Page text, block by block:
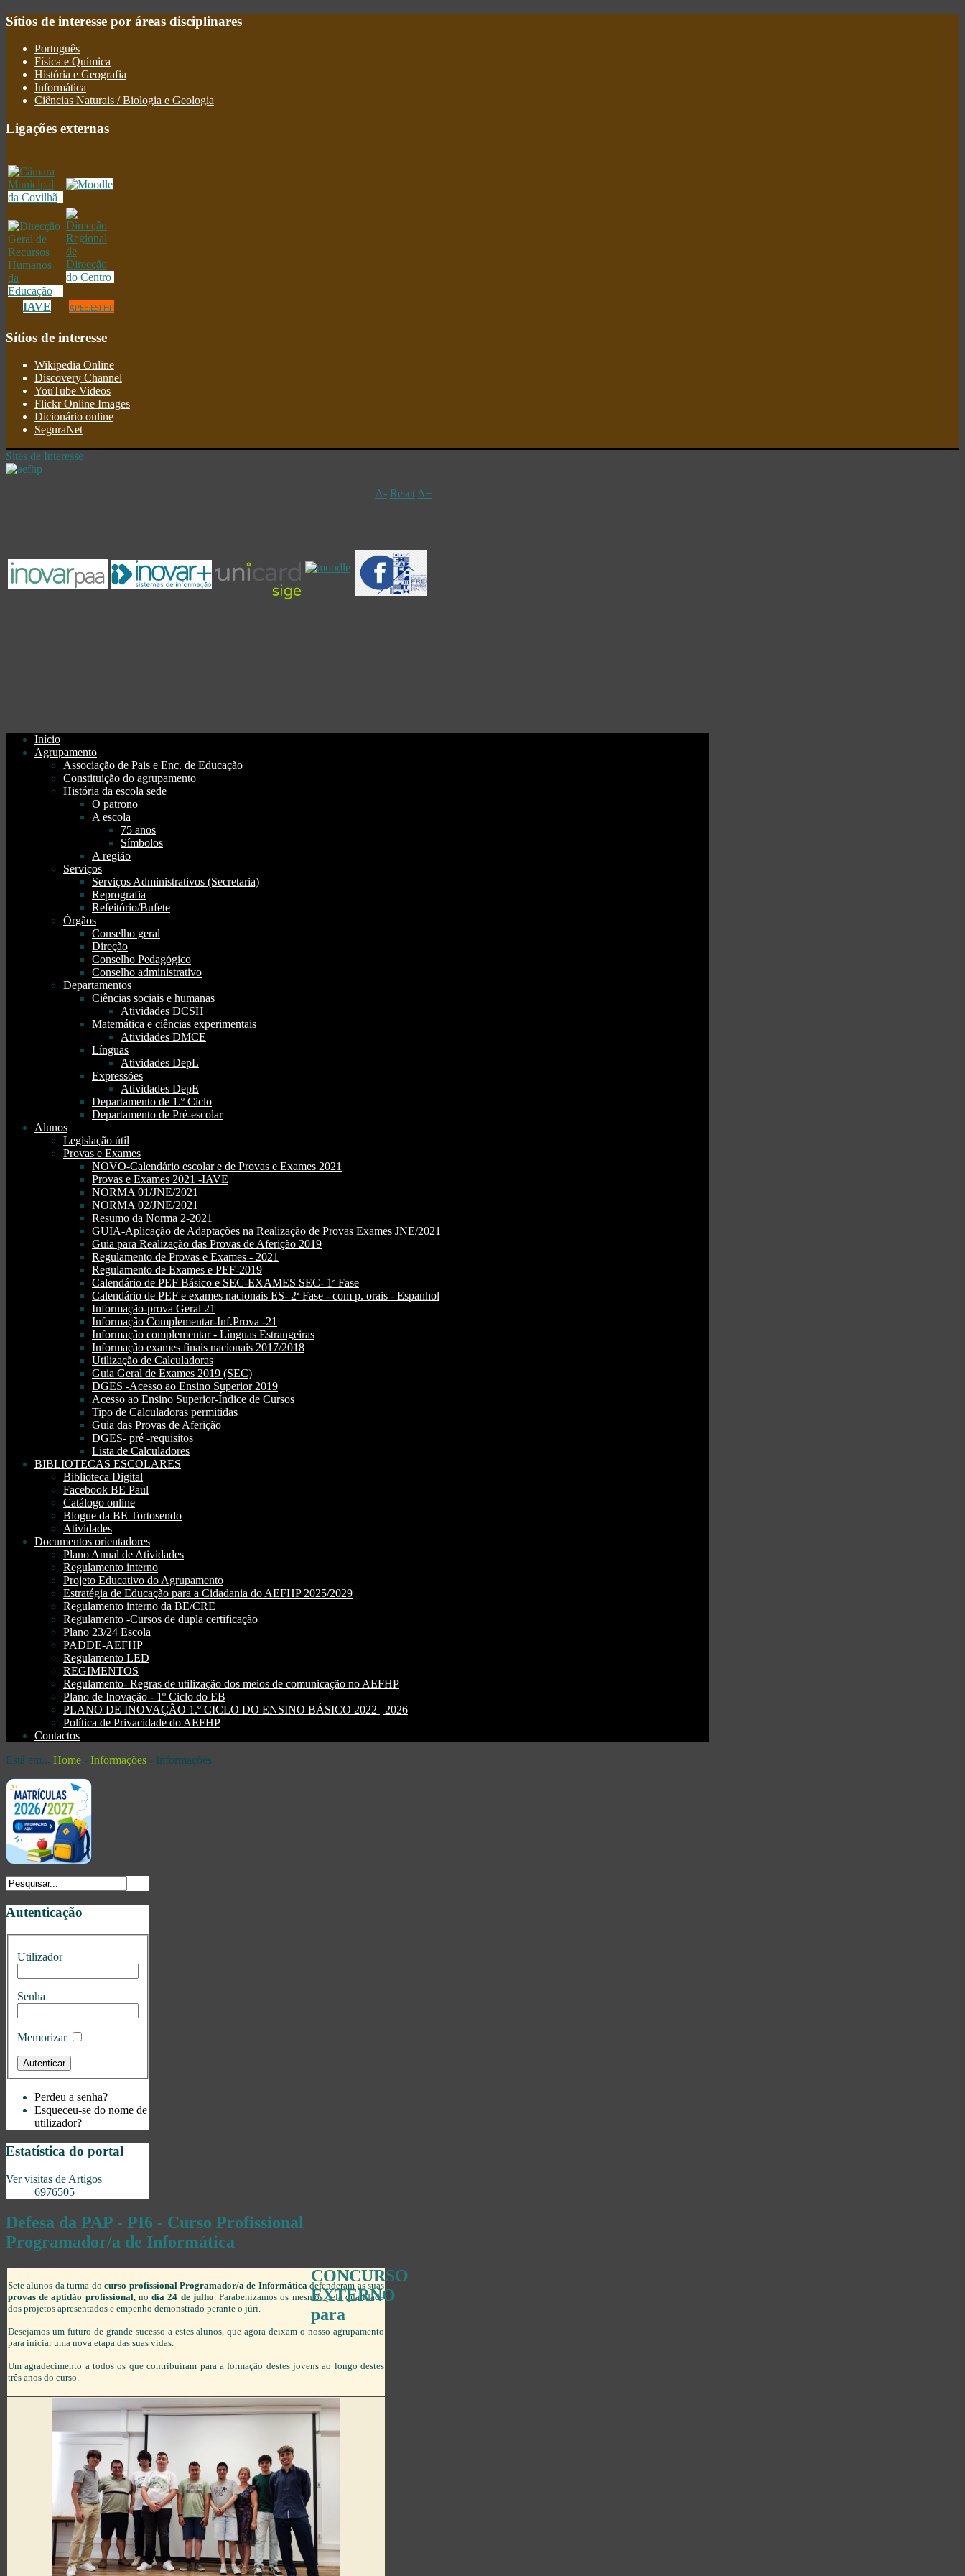
Sítios de interesse por áreas disciplinares
Português
Física e Química
História e Geografia
Informática
Ciências Naturais / Biologia e Geologia
Ligações externas
IAVE APEE.ESFHP
Sítios de interesse
Wikipedia Online
Discovery Channel
YouTube Videos
Flickr Online Images
Dicionário online
SeguraNet
Sites de Interesse
A- Reset A+
Início
Agrupamento
Associação de Pais e Enc. de Educação
Constituição do agrupamento
História da escola sede
O patrono
A escola
75 anos
Símbolos
A região
Serviços
Serviços Administrativos (Secretaria)
Reprografia
Refeitório/Bufete
Órgãos
Conselho geral
Direção
Conselho Pedagógico
Conselho administrativo
Departamentos
Ciências sociais e humanas
Atividades DCSH
Matemática e ciências experimentais
Atividades DMCE
Línguas
Atividades DepL
Expressões
Atividades DepE
Departamento de 1.º Ciclo
Departamento de Pré-escolar
Alunos
Legislação útil
Provas e Exames
NOVO-Calendário escolar e de Provas e Exames 2021
Provas e Exames 2021 -IAVE
NORMA 01/JNE/2021
NORMA 02/JNE/2021
Resumo da Norma 2-2021
GUIA-Aplicação de Adaptações na Realização de Provas Exames JNE/2021
Guia para Realização das Provas de Aferição 2019
Regulamento de Provas e Exames - 2021
Regulamento de Exames e PEF-2019
Calendário de PEF Básico e SEC-EXAMES SEC- 1ª Fase
Calendário de PEF e exames nacionais ES- 2ª Fase - com p. orais - Espanhol
Informação-prova Geral 21
Informação Complementar-Inf.Prova -21
Informação complementar - Línguas Estrangeiras
Informação exames finais nacionais 2017/2018
Utilização de Calculadoras
Guia Geral de Exames 2019 (SEC)
DGES -Acesso ao Ensino Superior 2019
Acesso ao Ensino Superior-Índice de Cursos
Tipo de Calculadoras permitidas
Guia das Provas de Aferição
DGES- pré -requisitos
Lista de Calculadores
BIBLIOTECAS ESCOLARES
Biblioteca Digital
Facebook BE Paul
Catálogo online
Blogue da BE Tortosendo
Atividades
Documentos orientadores
Plano Anual de Atividades
Regulamento interno
Projeto Educativo do Agrupamento
Estratégia de Educação para a Cidadania do AEFHP 2025/2029
Regulamento interno da BE/CRE
Regulamento -Cursos de dupla certificação
Plano 23/24 Escola+
PADDE-AEFHP
Regulamento LED
REGIMENTOS
Regulamento- Regras de utilização dos meios de comunicação no AEFHP
Plano de Inovação - 1º Ciclo do EB
PLANO DE INOVAÇÃO 1.º CICLO DO ENSINO BÁSICO 2022 | 2026
Política de Privacidade do AEFHP
Contactos
Está em... Home - Informações - Informações
Autenticação
Utilizador
Senha
Memorizar
Perdeu a senha?
Esqueceu-se do nome de
utilizador?
Estatística do portal
Ver visitas de Artigos
6976505
Defesa da PAP - PI6 - Curso Profissional
Programador/a de Informática
Sete alunos da turma docurso profissional Programador/a de Informática defenderam as suas
provas de aptidão profissional , nodia 24 de julho . Parabenizamos os mesmos pela qualidade
dos projetos apresentados e empenho demonstrado perante o júri.
Desejamos um futuro de grande sucesso a estes alunos, que agora deixam o nosso agrupamento
para iniciar uma nova etapa das suas vidas.
Um agradecimento a todos os que contribuíram para a formação destes jovens ao longo destes
três anos do curso.
CONCURSO
EXTERNO
para